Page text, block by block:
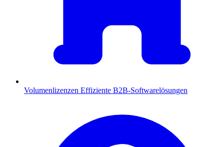
Volumenlizenzen Effiziente B2B-Softwarelösungen